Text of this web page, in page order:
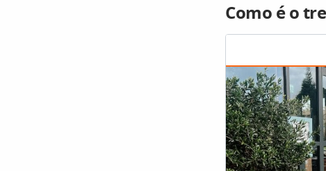
Como é o